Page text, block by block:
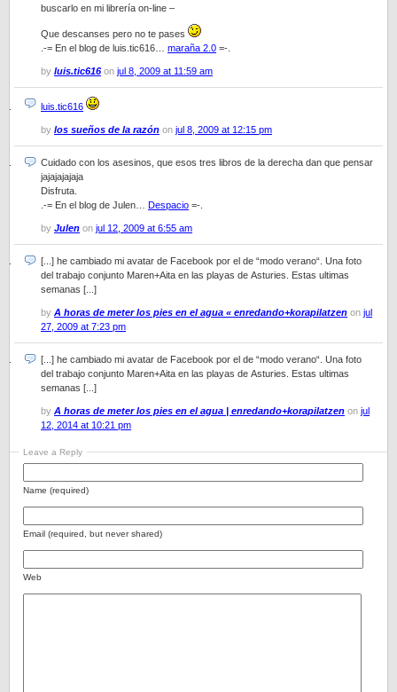
buscarlo en mi librería on-line –
Que descanses pero no te pases
.-= En el blog de luis.tic616… maraña 2.0 =-.
by luis.tic616 on jul 8, 2009 at 11:59 am
luis.tic616
by los sueños de la razón on jul 8, 2009 at 12:15 pm
Cuidado con los asesinos, que esos tres libros de la derecha dan que pensar
jajajajajaja
Disfruta.
.-= En el blog de Julen… Despacio =-.
by Julen on jul 12, 2009 at 6:55 am
[...] he cambiado mi avatar de Facebook por el de “modo verano“. Una foto
del trabajo conjunto Maren+Aita en las playas de Asturies. Estas ultimas
semanas [...]
by A horas de meter los pies en el agua « enredando+korapilatzen on jul
27, 2009 at 7:23 pm
[...] he cambiado mi avatar de Facebook por el de “modo verano“. Una foto
del trabajo conjunto Maren+Aita en las playas de Asturies. Estas ultimas
semanas [...]
by A horas de meter los pies en el agua | enredando+korapilatzen on jul
12, 2014 at 10:21 pm
Leave a Reply
Name (required)
Email (required, but never shared)
Web